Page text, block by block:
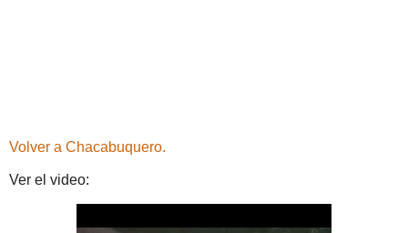
Volver a Chacabuquero.
Ver el video: